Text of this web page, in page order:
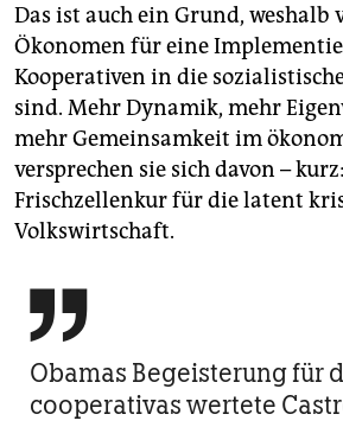
Das ist auch ein Grund, weshalb
Ökonomen für eine
Kooperativen in die
sind. Mehr Dynamik, mehr
mehr Gemeinsamkeit im
versprechen sie sich davon –
Frischzellenkur für die latent
Volkswirtschaft.

Obamas Begeisterung für
cooperativas wertete